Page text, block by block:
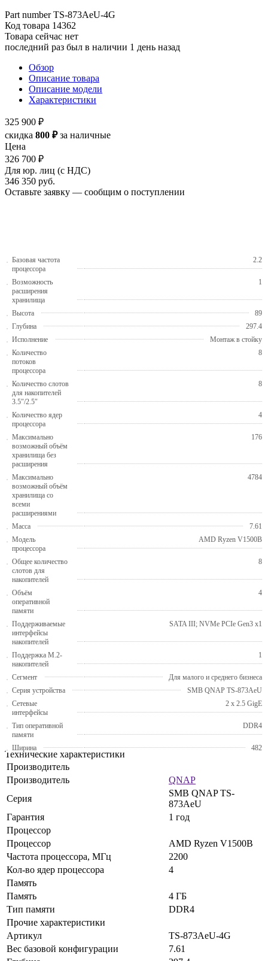
Part number TS-873AeU-4G
Код товара 14362
Товара сейчас нет
последний раз был в наличии 1 день назад
Обзор
Описание товара
Описание модели
Характеристики
325 900 ₽
скидка 800 ₽за наличные
Цена
326 700 ₽
Для юр. лиц (с НДС)
346 350 руб.
Оставьте заявку — сообщим о поступлении
Базовая частота
процессора
2.2
Возможность
расширения
хранилища
1
Высота
89
Глубина
297.4
Исполнение
Монтаж в стойку
Количество
потоков
процессора
8
Количество слотов
для накопителей
3.5″/2.5″
8
Количество ядер
процессора
4
Максимально
возможный объём
хранилища без
расширения
176
Максимально
возможный объём
хранилища со
всеми
расширениями
4784
Масса
7.61
Модель
процессора
AMD Ryzen V1500B
Общее количество
слотов для
накопителей
8
Объём
оперативной
памяти
4
Поддерживаемые
интерфейсы
накопителей
SATA III; NVMe PCIe Gen3 x1
Поддержка M.2-
накопителей
1
Сегмент
Для малого и среднего бизнеса
Серия устройства
SMB QNAP TS-873AeU
Сетевые
интерфейсы
2 x 2.5 GigE
Тип оперативной
памяти
DDR4
Ширина 482
Технические характеристики
Производитель
Производитель
QNAP
Серия
SMB QNAP TS-
873AeU
Гарантия
1 год
Процессор
Процессор
AMD Ryzen V1500B
Частота процессора, МГц
2200
Кол-во ядер процессора
4
Память
Память
4 ГБ
Тип памяти
DDR4
Прочие характеристики
Артикул
TS-873AeU-4G
Вес базовой конфигурации
7.61